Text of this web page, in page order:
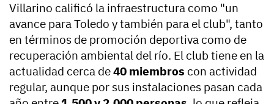
Villarino calificó la infraestructura como "un
avance para Toledo y también para el club", tanto
en términos de promoción deportiva como de
recuperación ambiental del río. El club tiene en la
actualidad cerca de40 miembros con actividad
regular, aunque por sus instalaciones pasan cada